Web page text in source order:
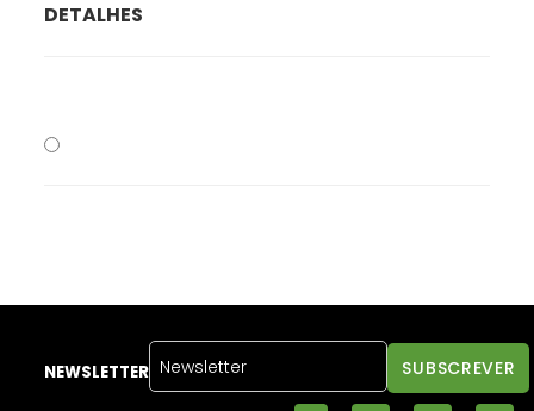
DETALHES
NEWSLETTER